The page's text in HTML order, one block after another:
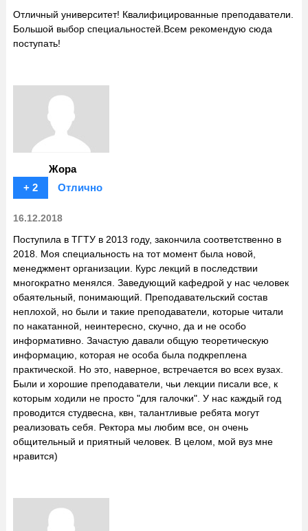
Отличный университет! Квалифицированные преподаватели.
Большой выбор специальностей.Всем рекомендую сюда
поступать!
Жора
+ 2
Отлично
16.12.2018
Поступила в ТГТУ в 2013 году, закончила соответственно в
2018. Моя специальность на тот момент была новой,
менеджмент организации. Курс лекций в последствии
многократно менялся. Заведующий кафедрой у нас человек
обаятельный, понимающий. Преподавательский состав
неплохой, но были и такие преподаватели, которые читали
по накатанной, неинтересно, скучно, да и не особо
информативно. Зачастую давали общую теоретическую
информацию, которая не особа была подкреплена
практической. Но это, наверное, встречается во всех вузах.
Были и хорошие преподаватели, чьи лекции писали все, к
которым ходили не просто "для галочки". У нас каждый год
проводится студвесна, квн, талантливые ребята могут
реализовать себя. Ректора мы любим все, он очень
общительный и приятный человек. В целом, мой вуз мне
нравится)